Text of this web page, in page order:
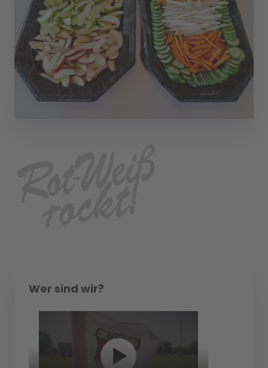
Wer sind wir?